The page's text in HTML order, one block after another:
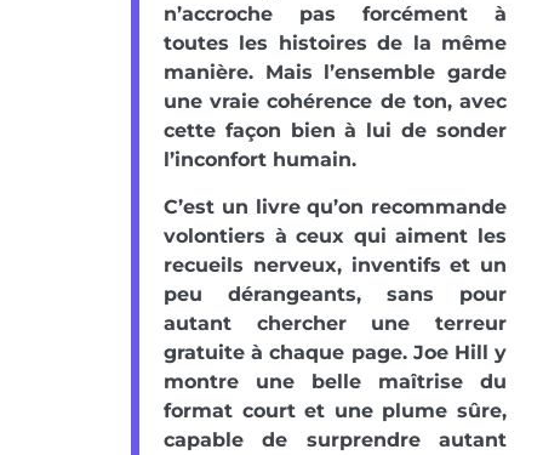
n’accroche pas forcément à
toutes les histoires de la même
manière. Mais l’ensemble garde
une vraie cohérence de ton, avec
cette façon bien à lui de sonder
l’inconfort humain.
C’est un livre qu’on recommande
volontiers à ceux qui aiment les
recueils nerveux, inventifs et un
peu dérangeants, sans pour
autant chercher une terreur
gratuite à chaque page. Joe Hill y
montre une belle maîtrise du
format court et une plume sûre,
capable de surprendre autant